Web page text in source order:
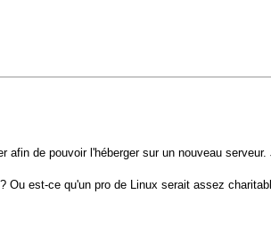
de pouvoir l'héberger sur un nouveau
est-ce qu'un pro de Linux serait assez